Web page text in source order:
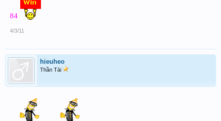
84
4/3/11
hieuheo
Thần Tài